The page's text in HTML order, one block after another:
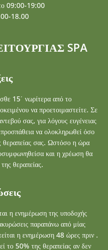
09:00-19:00
18.00
SPA
15΄ νωρίτερα από το
να προετοιμαστείτε. Σε
σας, για λόγους ευγένειας
να ολοκληρωθεί όσο
θεραπείας σας. Ωστόσο η ώρα
και η χρέωση θα
θεραπείας.
η ενημέρωση της υποδοχής
παραπάνω από μίας
η ενημέρωση 48 ώρες πριν .
το 50% της θεραπείας αν δεν